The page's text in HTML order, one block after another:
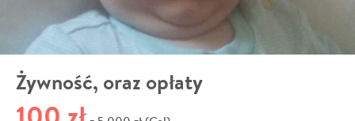
Żywność, oraz opłaty